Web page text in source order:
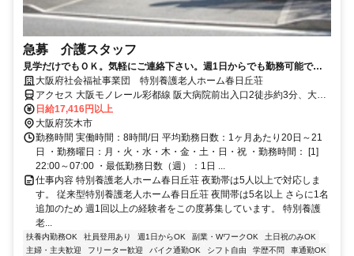
急募 介護スタッフ
見学だけでもＯＫ。気軽にご連絡下さい。週1日からでも勤務可能で
す。大阪府社会福祉事業団 特別養護老人ホーム春日丘荘
アクセス 大阪モノレール彩都線 阪大病院前出入口2徒歩約3分、大阪
モノレール彩都線 豊川（大阪府）徒歩約20分、大阪モノレール彩都
線 公園東口徒歩約22分
日給17,416円以上
大阪府茨木市
勤務時間 実働時間：8時間/日 平均勤務日数：1ヶ月あたり20日～21
日 ・勤務曜日：月・火・水・木・金・土・日・祝 ・勤務時間： [1]
22:00～07:00 ・最低勤務日数（週）：1日 ...
仕事内容 特別養護老人ホーム春日丘荘 夜勤帯は5人以上で対応しま
す。 従来型特別養護老人ホーム春日丘荘 夜間帯は5名以上 さらに1名
追加のため 週1回以上の経験者をこの度募集しています。 特別養護
老...
扶養内勤務OK 社員登用あり 週1日からOK 副業・WワークOK
土日祝のみOK
主婦・主夫歓迎
フリーター歓迎 バイク通勤OK シフト自由 学歴不問
車通勤OK